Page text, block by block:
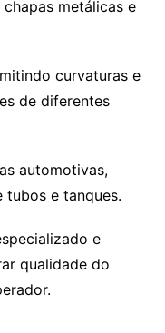
metálicas e
curvaturas e
de diferentes
automotivas,
tubos e tanques.
e
qualidade do